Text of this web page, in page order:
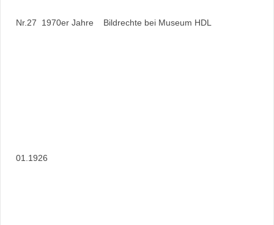
Nr.27 1970er Jahre Bildrechte bei Museum HDL
01.1926